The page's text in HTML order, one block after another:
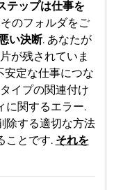
テップは仕事を
のフォルダをご
い決断. あなたが
が残されていま
安定な仕事につな
イプの関連付け
に関するエラー.
除する適切な方法
ことです. それを